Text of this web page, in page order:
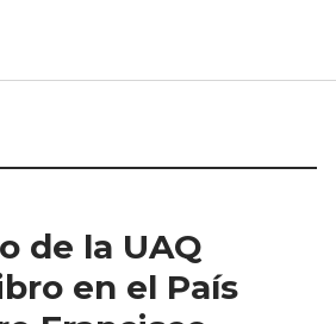
de la UAQ
en el País